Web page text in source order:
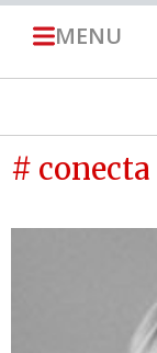
MENU
# conecta